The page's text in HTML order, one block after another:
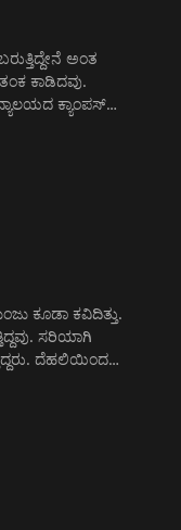
ಅಂತ
ಕಾಡಿದವು.
ಕ್ಯಾಂಪಸ್…
ಕೂಡಾ ಕವಿದಿತ್ತು.
ಸರಿಯಾಗಿ
ದೆಹಲಿಯಿಂದ…